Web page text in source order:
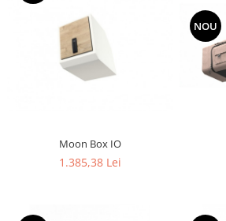
Moon Box IO
1.385,38 Lei
NOU